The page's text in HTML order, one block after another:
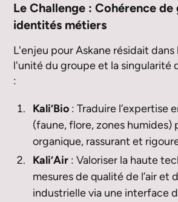
Le Challenge : Cohérence
identités métiers
L'enjeu pour Askane résidait
l'unité du groupe et la singularité
:
Kali’Bio : Traduire l’expertise
(faune, flore, zones humides)
organique, rassurant et
Kali’Air : Valoriser la haute
mesures de qualité de l’air et
industrielle via une interface